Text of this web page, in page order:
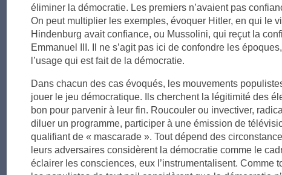
éliminer la démocratie. Les premiers n’avaient pas
On peut multiplier les exemples, évoquer Hitler, en qui le
Hindenburg avait confiance, ou Mussolini, qui reçut la
Emmanuel III. Il ne s’agit pas ici de confondre les
l’usage qui est fait de la démocratie.
Dans chacun des cas évoqués, les mouvements
jouer le jeu démocratique. Ils cherchent la légitimité des
bon pour parvenir à leur fin. Roucouler ou invectiver,
diluer un programme, participer à une émission de
qualifiant de « mascarade ». Tout dépend des
leurs adversaires considèrent la démocratie comme le
éclairer les consciences, eux l’instrumentalisent. Comme